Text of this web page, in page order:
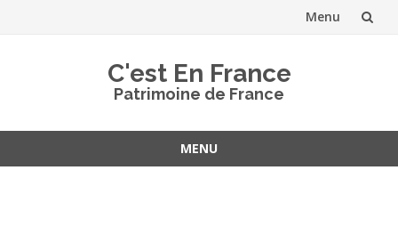
Menu
C'est En France
Patrimoine de France
MENU